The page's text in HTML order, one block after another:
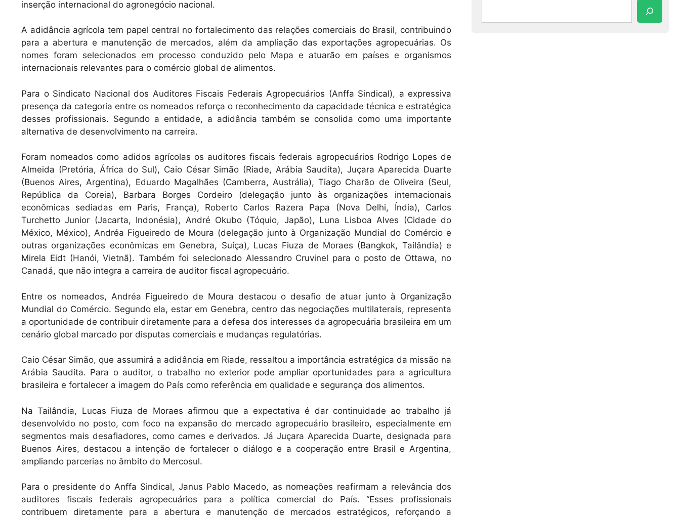
A
p
p
b
o
o
k
inserção internacional do agronegócio nacional.
A adidância agrícola tem papel central no fortalecimento das relações comerciais do Brasil, contribuindo
para a abertura e manutenção de mercados, além da ampliação das exportações agropecuárias. Os
nomes foram selecionados em processo conduzido pelo Mapa e atuarão em países e organismos
internacionais relevantes para o comércio global de alimentos.
Para o Sindicato Nacional dos Auditores Fiscais Federais Agropecuários (Anffa Sindical), a expressiva
presença da categoria entre os nomeados reforça o reconhecimento da capacidade técnica e estratégica
desses profissionais. Segundo a entidade, a adidância também se consolida como uma importante
alternativa de desenvolvimento na carreira.
Foram nomeados como adidos agrícolas os auditores fiscais federais agropecuários Rodrigo Lopes de
Almeida (Pretória, África do Sul), Caio César Simão (Riade, Arábia Saudita), Juçara Aparecida Duarte
(Buenos Aires, Argentina), Eduardo Magalhães (Camberra, Austrália), Tiago Charão de Oliveira (Seul,
República da Coreia), Barbara Borges Cordeiro (delegação junto às organizações internacionais
econômicas sediadas em Paris, França), Roberto Carlos Razera Papa (Nova Delhi, Índia), Carlos
Turchetto Junior (Jacarta, Indonésia), André Okubo (Tóquio, Japão), Luna Lisboa Alves (Cidade do
México, México), Andréa Figueiredo de Moura (delegação junto à Organização Mundial do Comércio e
outras organizações econômicas em Genebra, Suíça), Lucas Fiuza de Moraes (Bangkok, Tailândia) e
Mirela Eidt (Hanói, Vietnã). Também foi selecionado Alessandro Cruvinel para o posto de Ottawa, no
Canadá, que não integra a carreira de auditor fiscal agropecuário.
Entre os nomeados, Andréa Figueiredo de Moura destacou o desafio de atuar junto à Organização
Mundial do Comércio. Segundo ela, estar em Genebra, centro das negociações multilaterais, representa
a oportunidade de contribuir diretamente para a defesa dos interesses da agropecuária brasileira em um
cenário global marcado por disputas comerciais e mudanças regulatórias.
Caio César Simão, que assumirá a adidância em Riade, ressaltou a importância estratégica da missão na
Arábia Saudita. Para o auditor, o trabalho no exterior pode ampliar oportunidades para a agricultura
brasileira e fortalecer a imagem do País como referência em qualidade e segurança dos alimentos.
Na Tailândia, Lucas Fiuza de Moraes afirmou que a expectativa é dar continuidade ao trabalho já
desenvolvido no posto, com foco na expansão do mercado agropecuário brasileiro, especialmente em
segmentos mais desafiadores, como carnes e derivados. Já Juçara Aparecida Duarte, designada para
Buenos Aires, destacou a intenção de fortalecer o diálogo e a cooperação entre Brasil e Argentina,
ampliando parcerias no âmbito do Mercosul.
Para o presidente do Anffa Sindical, Janus Pablo Macedo, as nomeações reafirmam a relevância dos
auditores fiscais federais agropecuários para a política comercial do País. “Esses profissionais
contribuem diretamente para a abertura e manutenção de mercados estratégicos, reforçando a